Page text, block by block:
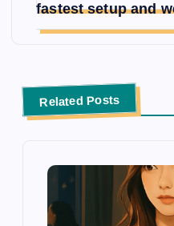
fastest setup and
Related Posts